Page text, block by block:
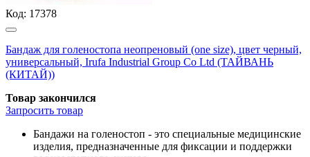
Код: 17378
Бандаж для голеностопа неопреновый (one size), цвет черный,
универсальный, Irufa Industrial Group Co Ltd (ТАЙВАНЬ
(КИТАЙ))
Товар закончился
Запросить товар
Бандажи на голеностоп - это специальные медицинские
изделия, предназначенные для фиксации и поддержки